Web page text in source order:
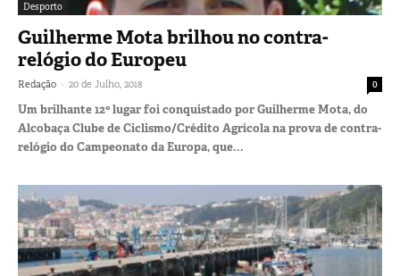
Desporto
Guilherme Mota brilhou no contra-
relógio do Europeu
Redação - 20 de Julho, 2018 0
Um brilhante 12º lugar foi conquistado por Guilherme Mota, do
Alcobaça Clube de Ciclismo/Crédito Agrícola na prova de contra-
relógio do Campeonato da Europa, que...